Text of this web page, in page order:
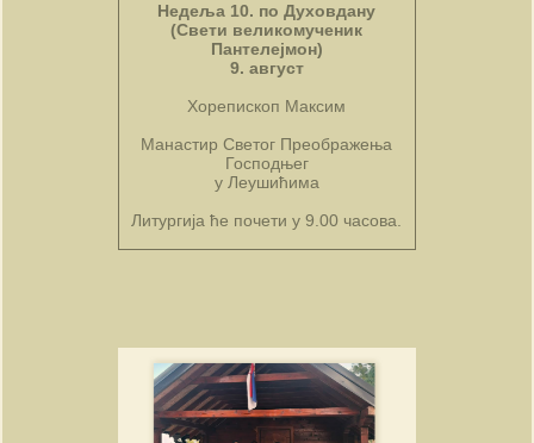
Недеља 10. по Духовдану
(Свети великомученик
Пантелејмон)
9. август
Хорепископ Максим
Манастир Светог Преображења
Господњег
у Леушићима
Литургија ће почети у 9.00 часова.